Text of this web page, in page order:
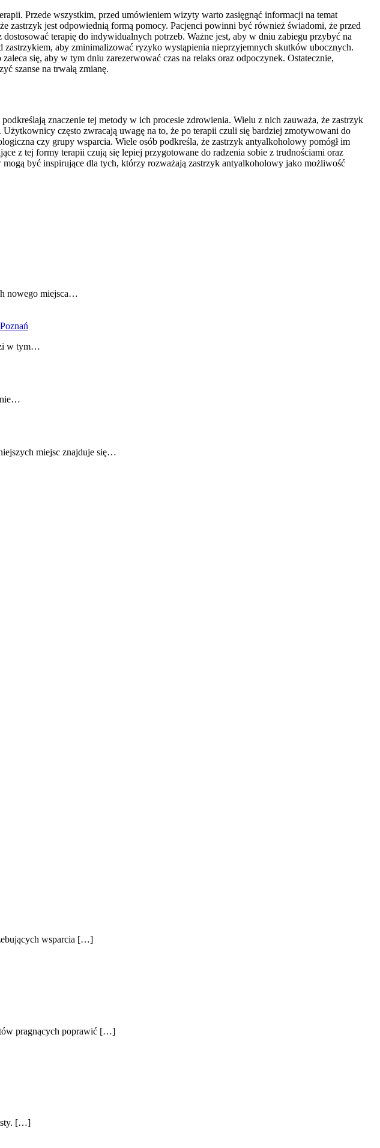
Przede wszystkim, przed umówieniem wizyty warto zasięgnąć informacji na temat
zastrzyk jest odpowiednią formą pomocy. Pacjenci powinni być również świadomi, że przed
terapię do indywidualnych potrzeb. Ważne jest, aby w dniu zabiegu przybyć na
aby zminimalizować ryzyko wystąpienia nieprzyjemnych skutków ubocznych.
się, aby w tym dniu zarezerwować czas na relaks oraz odpoczynek. Ostatecznie,
szanse na trwałą zmianę.
znaczenie tej metody w ich procesie zdrowienia. Wielu z nich zauważa, że zastrzyk
często zwracają uwagę na to, że po terapii czuli się bardziej zmotywowani do
czy grupy wsparcia. Wiele osób podkreśla, że zastrzyk antyalkoholowy pomógł im
z tej formy terapii czują się lepiej przygotowane do radzenia sobie z trudnościami oraz
być inspirujące dla tych, którzy rozważają zastrzyk antyalkoholowy jako możliwość
nowego miejsca…
w tym…
miejsc znajduje się…
wsparcia […]
pragnących poprawić […]
[…]